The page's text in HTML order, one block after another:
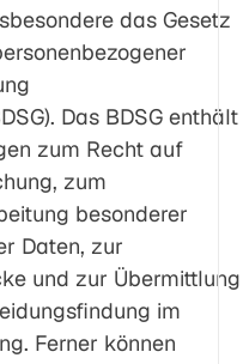
das Gesetz
Das BDSG enthält
zum Recht auf
zum
besonderer
Daten, zur
und zur Übermittlung
im
Ferner können